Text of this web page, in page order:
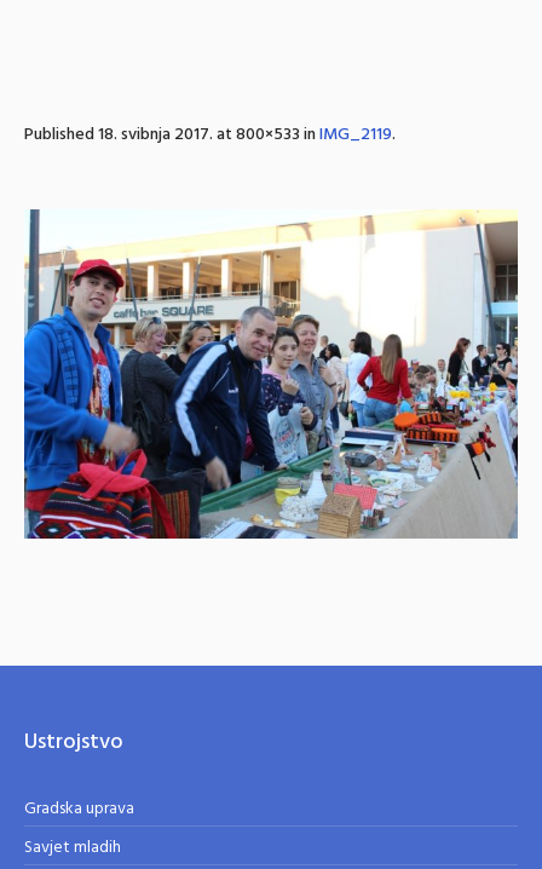
Published18. svibnja 2017.at 800×533 inIMG_2119.
Ustrojstvo
Gradska uprava
Savjet mladih